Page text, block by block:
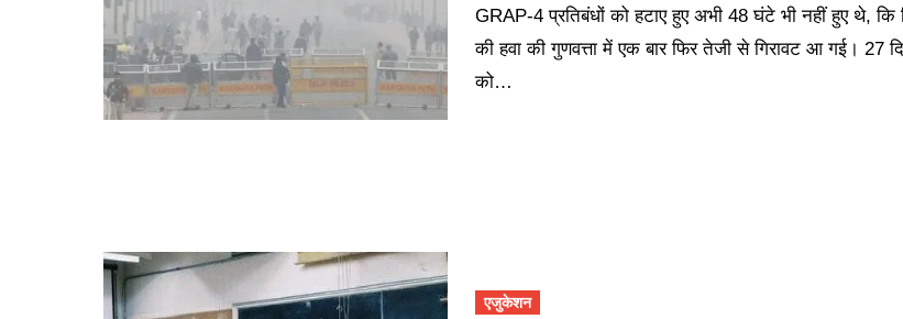
GRAP-4 प्रतिबंधों को हटाए हुए अभी 48 घंटे भी नहीं हुए थे, कि दिल्ली
की हवा की गुणवत्ता में एक बार फिर तेजी से गिरावट आ गई। 27
को…
एजुकेशन